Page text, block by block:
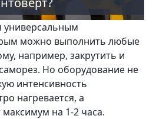
универсальным
можно выполнить любые
например, закрутить и
Но оборудование не
интенсивность
нагревается, а
максимум на 1-2 часа.